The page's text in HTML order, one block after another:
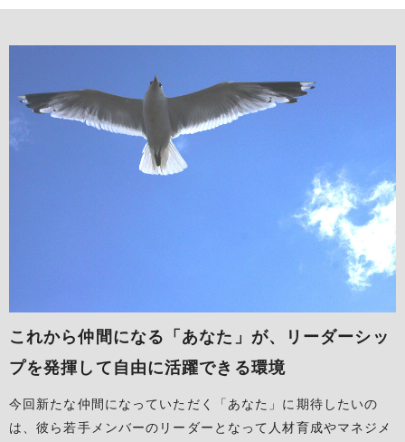
これから仲間になる「あなた」が、
リーダーシッ
プを発揮して自由に活躍できる環境
今回新たな仲間になっていただく「あなた」に期待したいの
は、彼ら若手メンバーのリーダーとなって人材育成やマネジメ